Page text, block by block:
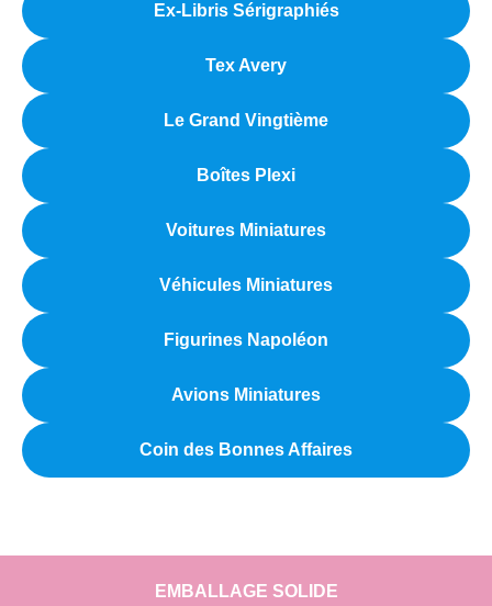
Ex-Libris Sérigraphiés
Tex Avery
Le Grand Vingtième
Boîtes Plexi
Voitures Miniatures
Véhicules Miniatures
Figurines Napoléon
Avions Miniatures
Coin des Bonnes Affaires
EMBALLAGE SOLIDE